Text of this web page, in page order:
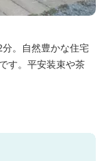
分。自然豊かな住宅
す。平安装束や茶